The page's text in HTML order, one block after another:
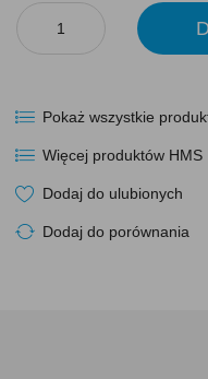
Pokaż wszystkie
Więcej produktów HMS
Dodaj do ulubionych
Dodaj do porównania